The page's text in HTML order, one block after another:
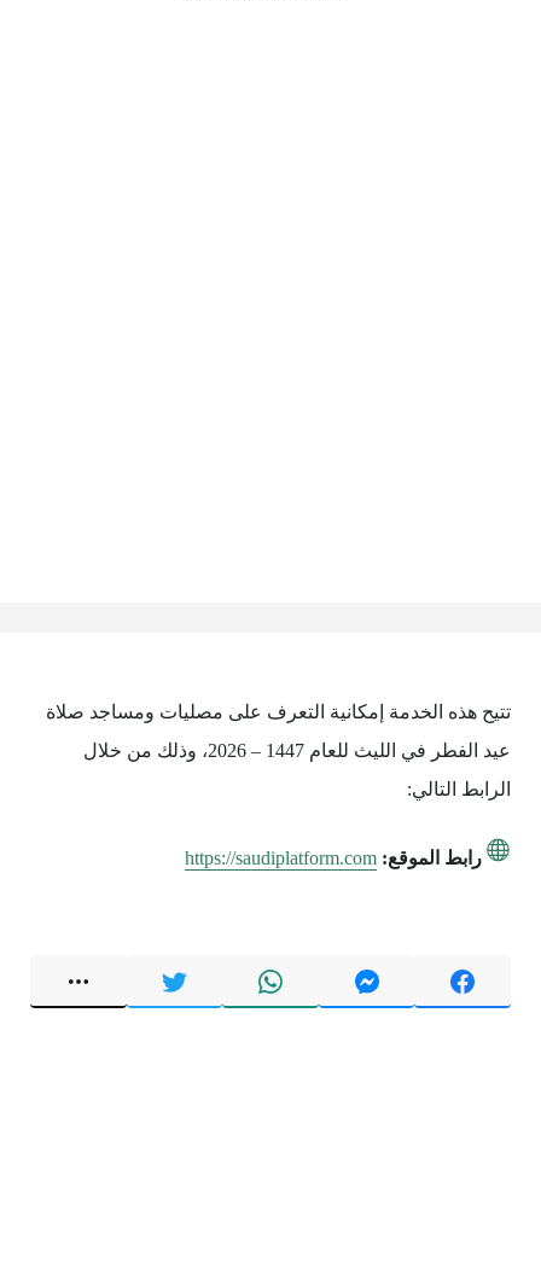
تتيح هذه الخدمة إمكانية التعرف على مصليات ومساجد صلاة
عيد الفطر في الليث للعام 1447 – 2026، وذلك من خلال
الرابط التالي:
رابط الموقع: https://saudiplatform.com